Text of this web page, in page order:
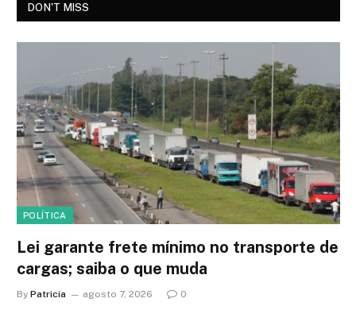
DON'T MISS
POLÍTICA
Lei garante frete mínimo no transporte de
cargas; saiba o que muda
By Patricia agosto 7, 2026 0